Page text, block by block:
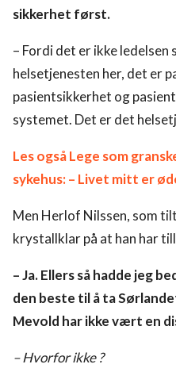
sikkerhet først.
– Fordi det er ikke
helsetjenesten her, det er
pasientsikkerhet og
systemet. Det er det
Les også Lege som
sykehus: – Livet mitt er
Men Herlof Nilssen, som
krystallklar på at han har
– Ja. Ellers så hadde jeg
den beste til å ta
Mevold har ikke vært en
– Hvorfor ikke ?